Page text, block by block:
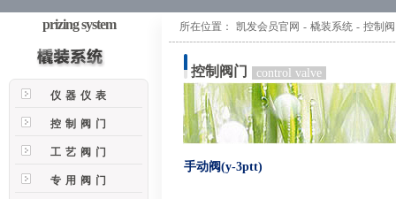
prizing system
仪器仪表
控制阀门
工艺阀门
专用阀门
所在位置： 凯发会员官网 - 橇装系统 - 控制
控制阀门 control valve
手动阀(y-3ptt)